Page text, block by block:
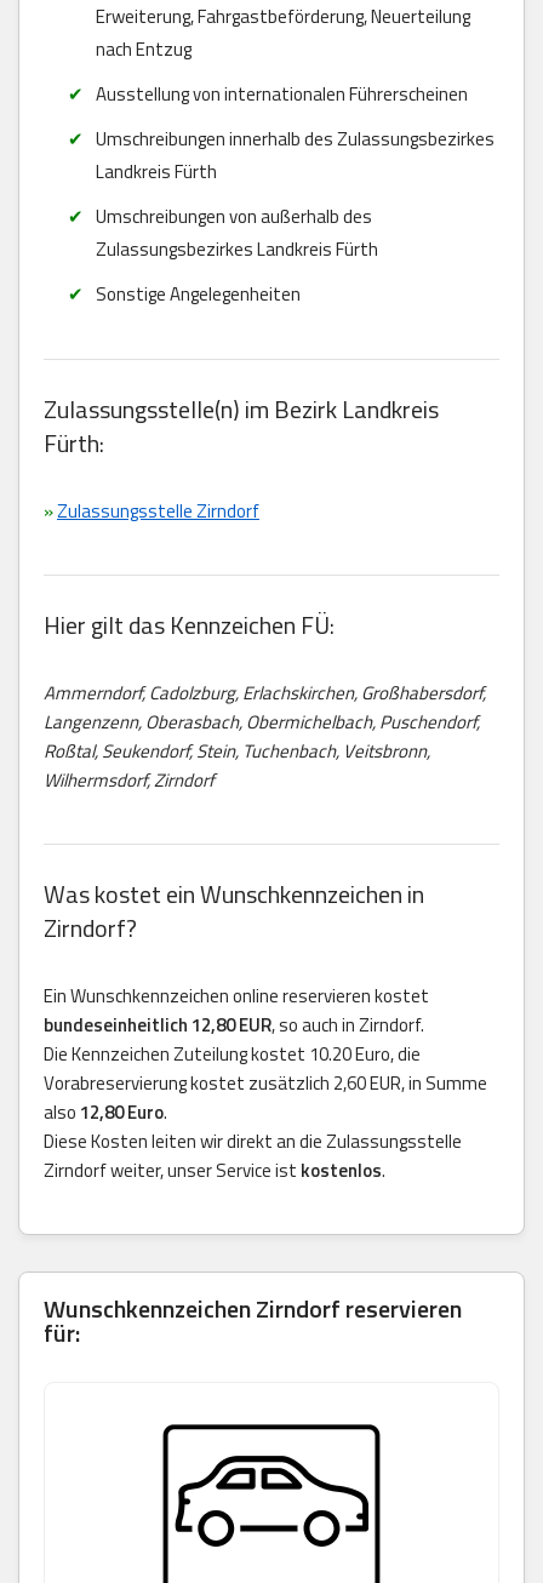
Erweiterung, Fahrgastbeförderung, Neuerteilung
nach Entzug
Ausstellung von internationalen Führerscheinen
Umschreibungen innerhalb des Zulassungsbezirkes
Landkreis Fürth
Umschreibungen von außerhalb des
Zulassungsbezirkes Landkreis Fürth
Sonstige Angelegenheiten
Zulassungsstelle(n) im Bezirk Landkreis
Fürth:
»Zulassungsstelle Zirndorf
Hier gilt das Kennzeichen FÜ:
Ammerndorf, Cadolzburg, Erlachskirchen, Großhabersdorf,
Langenzenn, Oberasbach, Obermichelbach, Puschendorf,
Roßtal, Seukendorf, Stein, Tuchenbach, Veitsbronn,
Wilhermsdorf, Zirndorf
Was kostet ein Wunschkennzeichen in
Zirndorf?
Ein Wunschkennzeichen online reservieren kostet
bundeseinheitlich 12,80 EUR, so auch in Zirndorf.
Die Kennzeichen Zuteilung kostet 10.20 Euro, die
Vorabreservierung kostet zusätzlich 2,60 EUR, in Summe
also 12,80 Euro.
Diese Kosten leiten wir direkt an die Zulassungsstelle
Zirndorf weiter, unser Service ist kostenlos.
Wunschkennzeichen Zirndorf reservieren
für: